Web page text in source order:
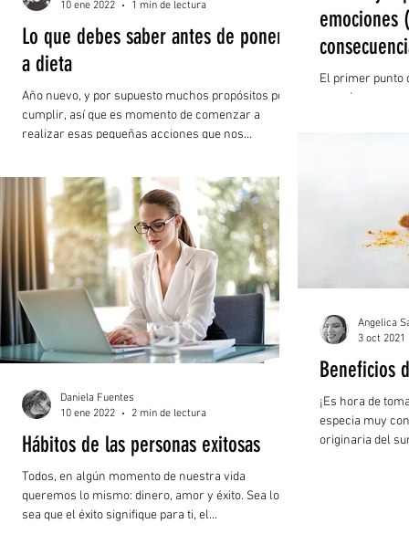
Lo que debes saber antes de ponerte
a dieta
Año nuevo, y por supuesto muchos propósitos por
cumplir, así que es momento de comenzar a
realizar esas pequeñas acciones que nos...
10 ene 2022 1 min de lectura
emociones
El primer punto
emociones
Hábitos de las personas exitosas
Todos, en algún momento de nuestra vida
queremos lo mismo: dinero, amor y éxito. Sea lo que
sea que el éxito signifique para ti, el...
Daniela Fuentes
10 ene 2022
2 min de lectura
Beneficios
¡Es hora de
especia muy
originaria del
Angelica
3 oct 2021